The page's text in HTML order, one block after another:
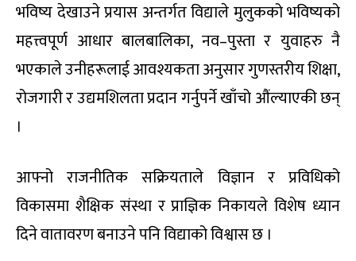
भविष्य देखाउने प्रयास अन्तर्गत विद्याले मुलुकको भविष्यको
महत्त्वपूर्ण आधार बालबालिका, नव–पुस्ता र युवाहरु नै
भएकाले उनीहरूलाई आवश्यकता अनुसार गुणस्तरीय शिक्षा,
रोजगारी र उद्यमशिलता प्रदान गर्नुपर्ने खाँचो औंल्याएकी छन्
।
आफ्नो राजनीतिक सक्रियताले विज्ञान र प्रविधिको
विकासमा शैक्षिक संस्था र प्राज्ञिक निकायले विशेष ध्यान
दिने वातावरण बनाउने पनि विद्याको विश्वास छ ।